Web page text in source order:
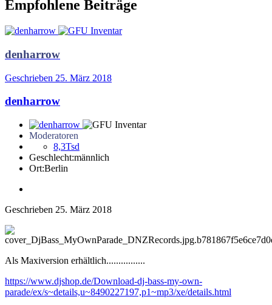
Empfohlene Beiträge
denharrow
Geschrieben 25. März 2018
denharrow
Moderatoren
8,3Tsd
Geschlecht:männlich
Ort:Berlin
Geschrieben 25. März 2018
Als Maxiversion erhältlich................
https://www.djshop.de/Download-dj-bass-my-own-
parade/ex/s~details,u~8490227197,p1~mp3/xe/details.html